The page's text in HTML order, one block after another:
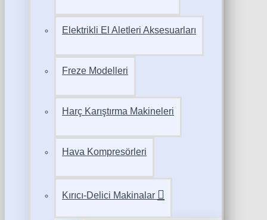
Elektrikli El Aletleri Aksesuarları
Freze Modelleri
Harç Karıştırma Makineleri
Hava Kompresörleri
Kırıcı-Delici Makinalar